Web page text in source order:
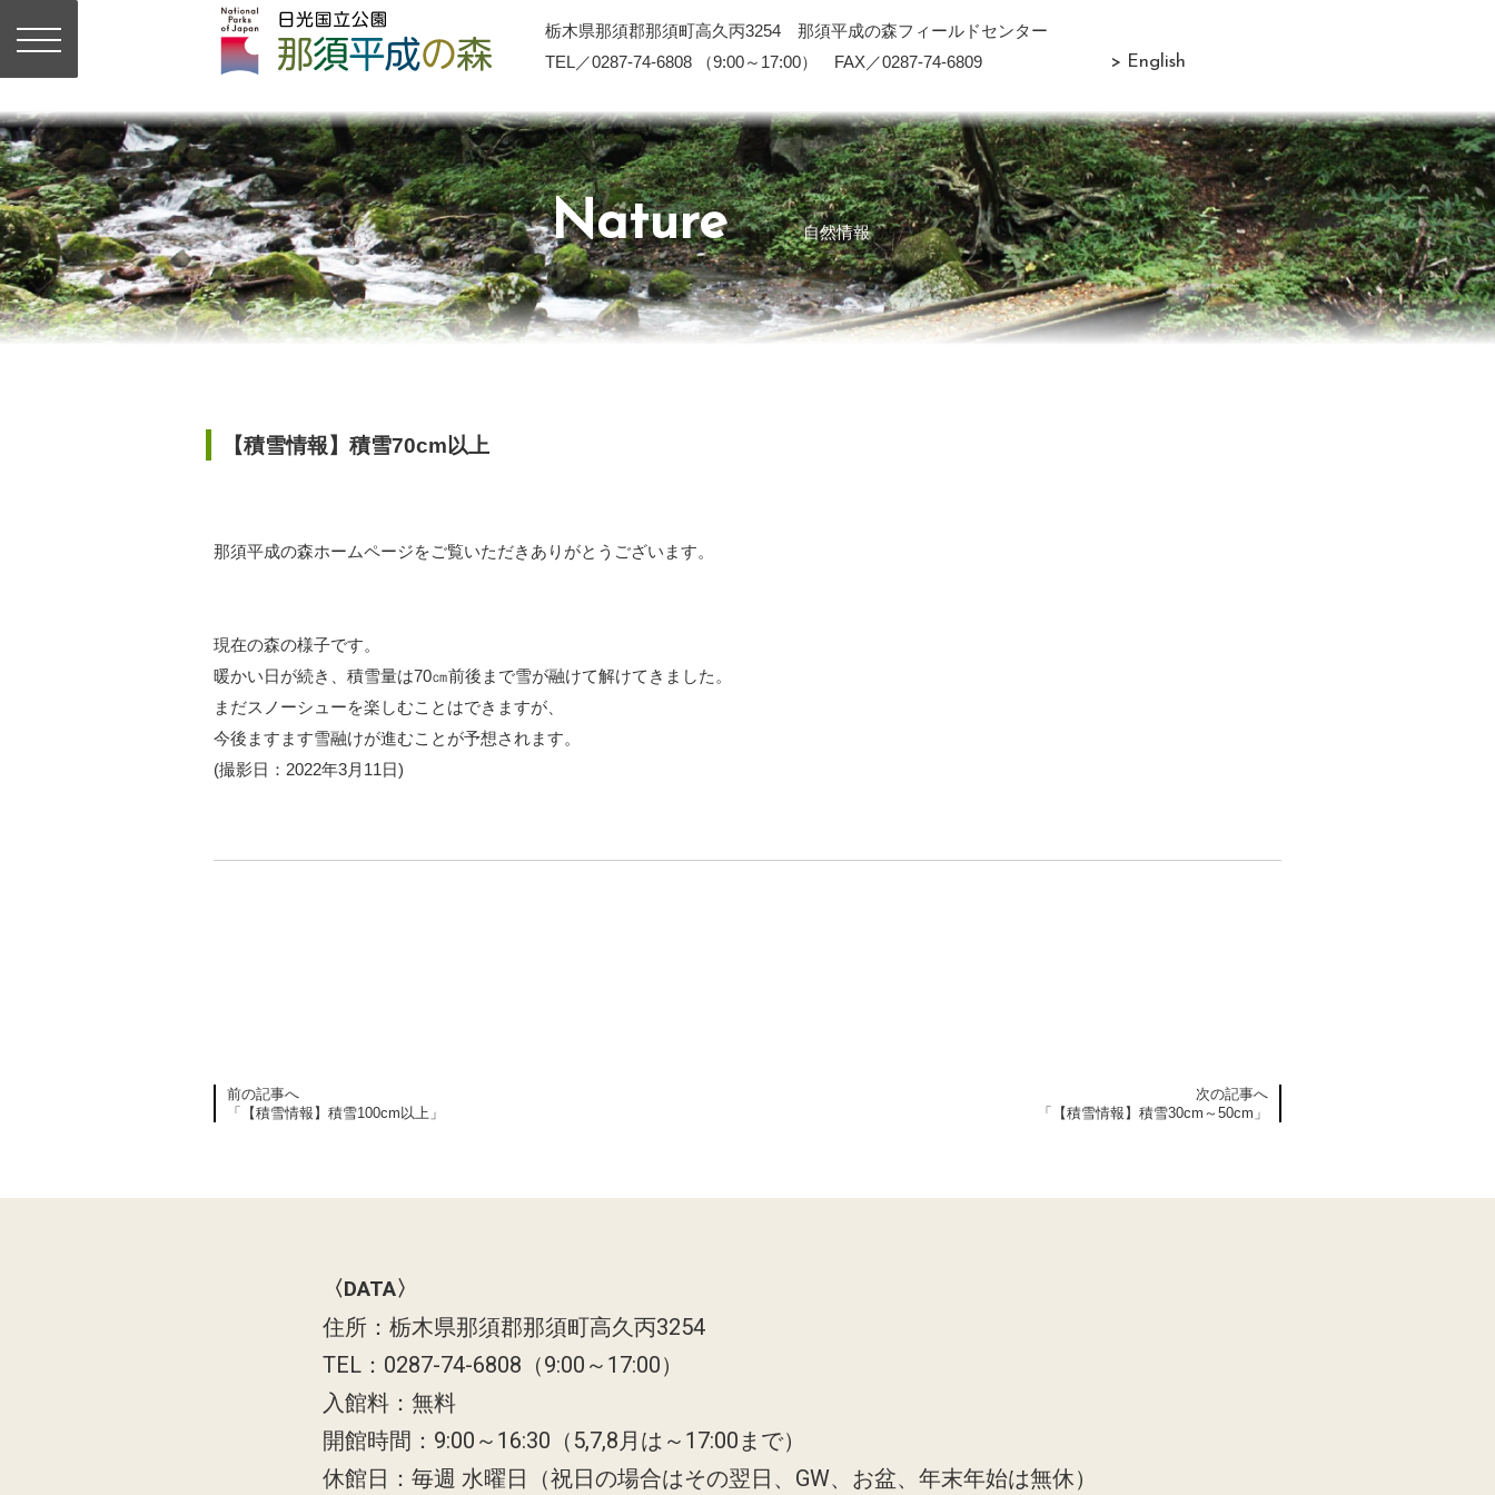
栃木県那須郡那須町高久丙3254 那須平成の森フィールドセンター
TEL／0287-74-6808 （9:00～17:00） FAX／0287-74-6809
> English
Nature 自然情報
【積雪情報】積雪70cm以上
那須平成の森ホームページをご覧いただきありがとうございます。
現在の森の様子です。
暖かい日が続き、積雪量は70㎝前後まで雪が融けて解けてきました。
まだスノーシューを楽しむことはできますが、
今後ますます雪融けが進むことが予想されます。
(撮影日：2022年3月11日)
前の記事へ
「【積雪情報】積雪100cm以上」
次の記事へ
「【積雪情報】積雪30cm～50cm」
〈DATA〉
住所：栃木県那須郡那須町高久丙3254
TEL：0287-74-6808（9:00～17:00）
入館料：無料
開館時間：9:00～16:30（5,7,8月は～17:00まで）
休館日：毎週 水曜日（祝日の場合はその翌日、GW、お盆、年末年始は無休）